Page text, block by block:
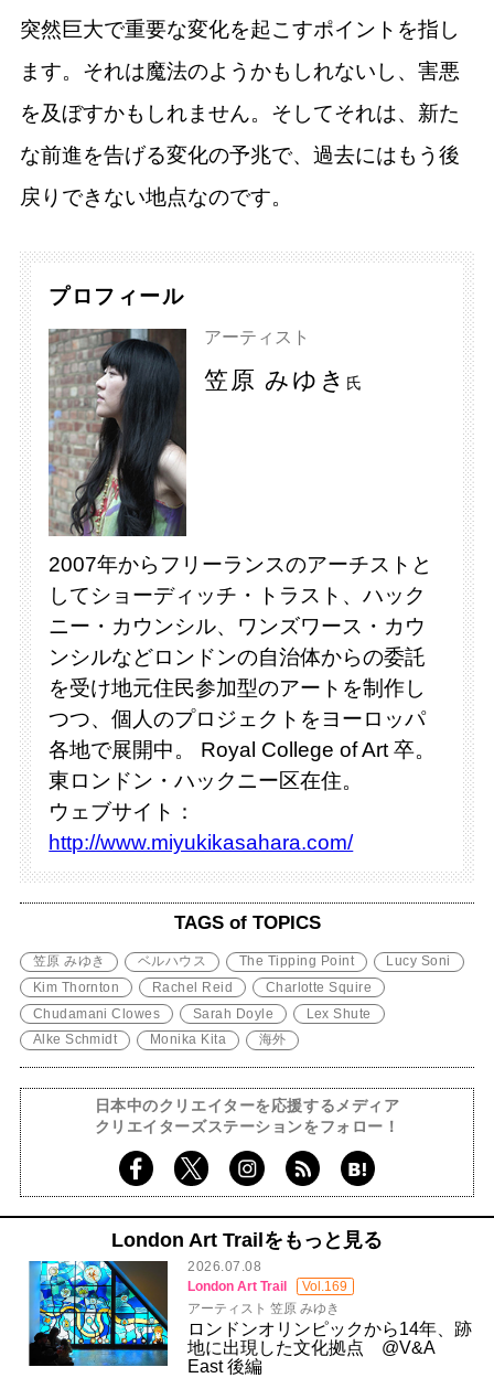
突然巨大で重要な変化を起こすポイントを指し
ます。それは魔法のようかもしれないし、害悪
を及ぼすかもしれません。そしてそれは、新た
な前進を告げる変化の予兆で、過去にはもう後
戻りできない地点なのです。
プロフィール
アーティスト
笠原 みゆき 氏
2007年からフリーランスのアーチストと
してショーディッチ・トラスト、ハック
ニー・カウンシル、ワンズワース・カウ
ンシルなどロンドンの自治体からの委託
を受け地元住民参加型のアートを制作し
つつ、個人のプロジェクトをヨーロッパ
各地で展開中。 Royal College of Art 卒。
東ロンドン・ハックニー区在住。
ウェブサイト：
http://www.miyukikasahara.com/
TAGS of TOPICS
笠原 みゆき ベルハウス The Tipping Point
Lucy Soni
Kim Thornton
Rachel Reid
Charlotte Squire
Chudamani Clowes
Sarah Doyle
Lex Shute
Alke Schmidt
Monika Kita 海外
日本中のクリエイターを応援するメディア
クリエイターズステーションをフォロー！
London Art Trailをもっと見る
2026.07.08
London Art Trail
Vol.169
アーティスト 笠原 みゆき
ロンドンオリンピックから14年、跡
地に出現した文化拠点 @V&A
East 後編